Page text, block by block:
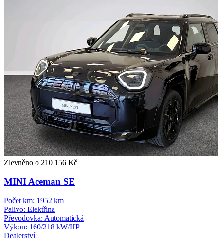
Zlevněno o 210 156 Kč
MINI Aceman SE
Počet km: 1952 km
Palivo: Elektřina
Převodovka: Automatická
Výkon: 160/218 kW/HP
Dealerství: